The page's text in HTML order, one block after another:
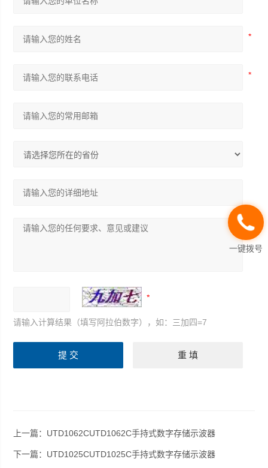
请输入计算结果（填写阿拉伯数字），如：三加四=7
上一篇： UTD1062CUTD1062C手持式数字存储示波器
下一篇： UTD1025CUTD1025C手持式数字存储示波器
一键拨号